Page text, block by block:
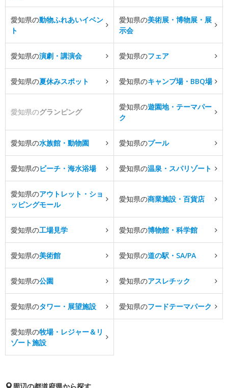
愛知県の動物ふれあいイベン
ト
愛知県の美術展・博物展・展
示会
愛知県の演劇・講演会 愛知県のフェア
愛知県の夏休みスポット 愛知県のキャンプ場・BBQ場
愛知県のグランピング
愛知県の遊園地・テーマパー
ク
愛知県の水族館・動物園 愛知県のプール
愛知県のビーチ・海水浴場 愛知県の温泉・スパリゾート
愛知県のアウトレット・ショ
ッピングモール
愛知県の商業施設・百貨店
愛知県の工場見学 愛知県の博物館・科学館
愛知県の美術館 愛知県の道の駅・SA/PA
愛知県の公園 愛知県のアスレチック
愛知県のタワー・展望施設 愛知県のフードテーマパーク
愛知県の牧場・レジャー＆リ
ゾート施設